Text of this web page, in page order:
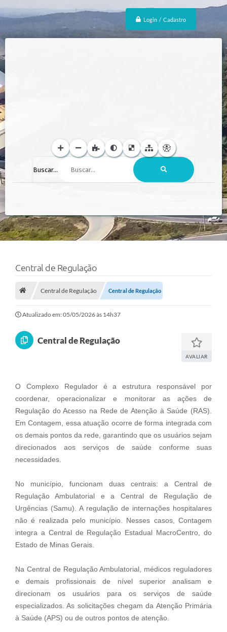
Login / Cadastro
Buscar...
Central de Regulação
Central de Regulação Central de Regulação
Atualizado em: 05/05/2026 às 14h37
Central de Regulação
AVALIAR
O Complexo Regulador é a estrutura responsável por
coordenar, operacionalizar e monitorar as ações de
Regulação do Acesso na Rede de Atenção à Saúde (RAS).
Em Contagem, essa atuação ocorre de forma integrada com
os demais pontos da rede, garantindo que os usuários sejam
direcionados aos serviços de saúde conforme suas
necessidades.
No município, funcionam duas centrais: a Central de
Regulação Ambulatorial e a Central de Regulação de
Urgências (Samu). A regulação de internações hospitalares
não é realizada pelo município. Nesses casos, Contagem
integra a Central de Regulação Estadual MacroCentro, do
Estado de Minas Gerais.
Na Central de Regulação Ambulatorial, médicos reguladores
e demais profissionais de nível superior analisam e
direcionam os usuários para os serviços de saúde
especializados. As solicitações chegam da Atenção Primária
à Saúde (APS) ou de outros pontos de atenção.